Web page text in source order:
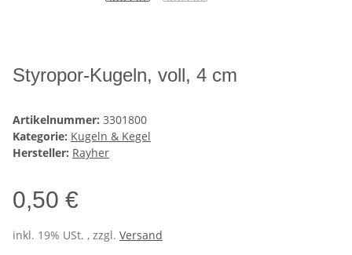
Styropor-Kugeln, voll, 4 cm
Artikelnummer: 3301800
Kategorie: Kugeln & Kegel
Hersteller: Rayher
0,50 €
inkl. 19% USt. , zzgl. Versand